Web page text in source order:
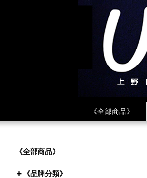
《全部商品》
《全部商品》
《品牌分類》